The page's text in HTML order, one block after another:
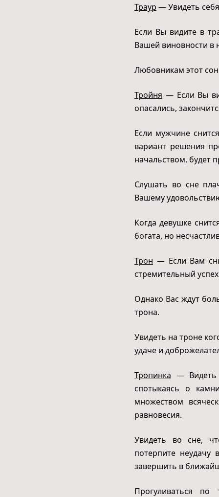
Траур — Увидеть
Если Вы видите в
Вашей виновности в
Любовникам этот
Тройня — Если Вы
опасались,
Если мужчине
вариант решения
начальством, будет
Слушать во сне
Вашему
Когда девушке
богата, но
Трон — Если Вам
стремительный
Однако Вас ждут
трона.
Увидеть на троне
удаче и
Тропинка — Видеть
спотыкаясь о
множеством
равновесия.
Увидеть во сне,
потерпите
завершить в
Прогуливаться